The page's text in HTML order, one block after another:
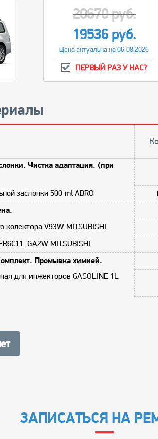
20670 руб.
19536 руб.
Цена актуальна на 06.08.2026
ПЕРВЫЙ РАЗ У НАС?
Чистка адаптация. (при
заслонки 500 ml ABRO
колектора V93W MITSUBISHI
GA2W MITSUBISHI
Промывка химией.
для инжекторов GASOLINE 1L
ЗАПИСАТЬСЯ НА